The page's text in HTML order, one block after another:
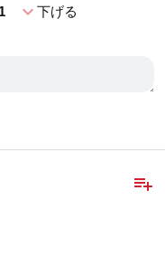
1 expand_more下げる
playlist_add